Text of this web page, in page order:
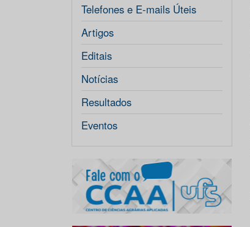
Telefones e E-mails Úteis
Artigos
Editais
Notícias
Resultados
Eventos